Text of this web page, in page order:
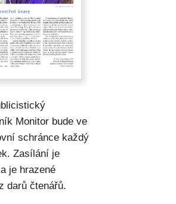
Monitor bude ve
schránce každý
Zasílání je
je hrazené
darů čtenářů.